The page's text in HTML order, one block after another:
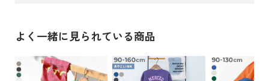
よ
く
裏がパイル状になっているので、吸汗性が良く汗ばむ日でも快
程よく薄手の裏毛は、長いシーズン着まわしやすい素材です。
毛玉が出来にくいのも嬉しいポイント。
CHINA
よく一緒に見られている商品